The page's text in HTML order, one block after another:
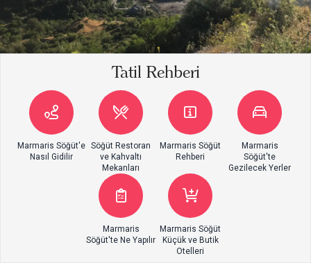
Tatil Rehberi
Marmaris Söğüt'e
Nasıl Gidilir
Söğüt Restoran
ve Kahvaltı
Mekanları
Marmaris Söğüt
Rehberi
Marmaris
Söğüt'te
Gezilecek Yerler
Marmaris
Söğüt'te Ne Yapılır
Marmaris Söğüt
Küçük ve Butik
Otelleri